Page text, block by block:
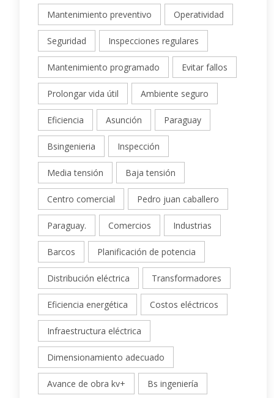
Mantenimiento preventivo Operatividad
Seguridad Inspecciones regulares
Mantenimiento programado Evitar fallos
Prolongar vida útil Ambiente seguro
Eficiencia Asunción Paraguay
Bsingenieria Inspección
Media tensión Baja tensión
Centro comercial Pedro juan caballero
Paraguay. Comercios Industrias
Barcos Planificación de potencia
Distribución eléctrica Transformadores
Eficiencia energética Costos eléctricos
Infraestructura eléctrica
Dimensionamiento adecuado
Avance de obra kv+ Bs ingeniería